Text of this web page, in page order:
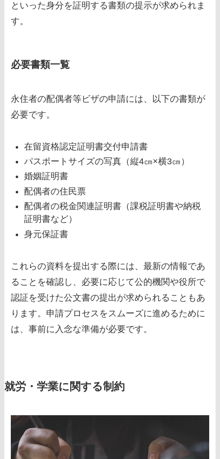
といった身分を証明する書類の提示が求められま
す。
必要書類一覧
永住者の配偶者等ビザの申請には、以下の書類が
必要です。
在留資格認定証明書交付申請書
パスポートサイズの写真（縦4㎝×横3㎝）
婚姻証明書
配偶者の住民票
配偶者の税金関連証明書（課税証明書や納税
証明書など）
身元保証書
これらの資料を提出する際には、最新の情報であ
ることを確認し、必要に応じて公的機関や役所で
認証を受けた公文書の提出が求められることもあ
ります。申請プロセスをスムーズに進めるために
は、事前に入念な準備が必要です。
就労・学業に関する制約